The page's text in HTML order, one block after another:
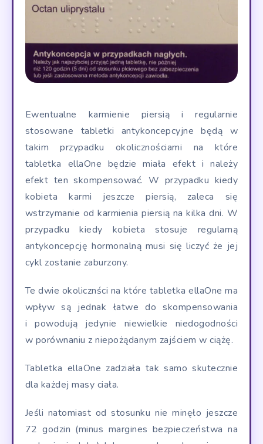
Ewentualne karmienie piersią i regularnie
stosowane tabletki antykoncepcyjne będą w
takim przypadku okolicznościami na które
tabletka ellaOne będzie miała efekt i należy
efekt ten skompensować. W przypadku kiedy
kobieta karmi jeszcze piersią, zaleca się
wstrzymanie od karmienia piersią na kilka dni. W
przypadku kiedy kobieta stosuje regularną
antykoncepcję hormonalną musi się liczyć że jej
cykl zostanie zaburzony.
Te dwie okolicznści na które tabletka ellaOne ma
wpływ są jednak łatwe do skompensowania
i powodują jedynie niewielkie niedogodności
w porównaniu z niepożądanym zajściem w ciążę.
Tabletka ellaOne zadziała tak samo skutecznie
dla każdej masy ciała.
Jeśli natomiast od stosunku nie minęło jeszcze
72 godzin (minus margines bezpieczeństwa na